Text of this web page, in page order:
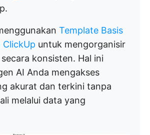
Template Basis
ClickUp untuk mengorganisir
konsisten. Hal ini
AI Anda mengakses
akurat dan terkini tanpa
melalui data yang